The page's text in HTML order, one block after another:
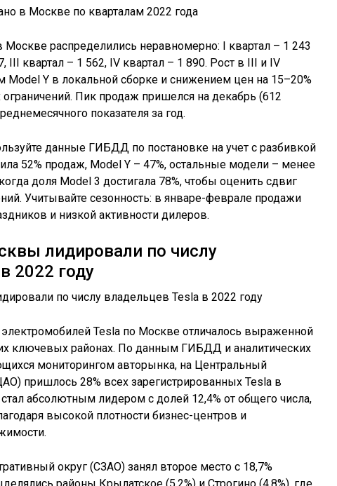
Москве распределились неравномерно: I квартал – 1 243
III квартал – 1 562, IV квартал – 1 890. Рост в III и IV
Model Y в локальной сборке и снижением цен на 15–20%
ограничений. Пик продаж пришелся на декабрь (612
показателя за год.
данные ГИБДД по постановке на учет с разбивкой
52% продаж, Model Y – 47%, остальные модели – менее
доля Model 3 достигала 78%, чтобы оценить сдвиг
Учитывайте сезонность: в январе-феврале продажи
и низкой активности дилеров.
лидировали по числу
2022 году
Tesla по Москве отличалось выраженной
ключевых районах. По данным ГИБДД и аналитических
мониторингом авторынка, на Центральный
пришлось 28% всех зарегистрированных Tesla в
абсолютным лидером с долей 12,4% от общего числа,
высокой плотности бизнес-центров и
округ (СЗАО) занял второе место с 18,7%